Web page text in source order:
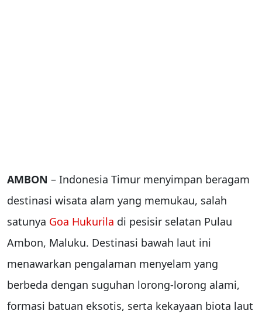
AMBON – Indonesia Timur menyimpan beragam
destinasi wisata alam yang memukau, salah
satunya Goa Hukurila di pesisir selatan Pulau
Ambon, Maluku. Destinasi bawah laut ini
menawarkan pengalaman menyelam yang
berbeda dengan suguhan lorong-lorong alami,
formasi batuan eksotis, serta kekayaan biota laut